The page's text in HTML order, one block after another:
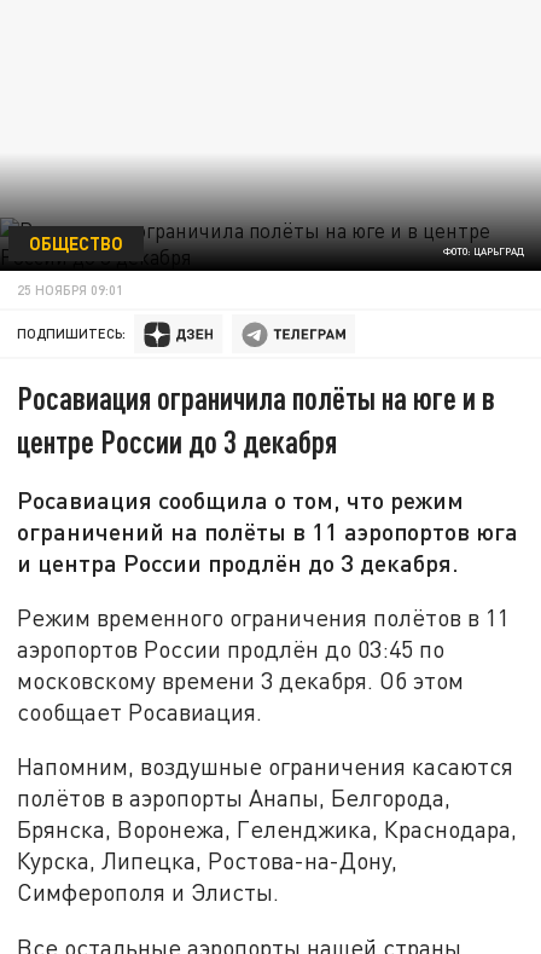
ФОТО: ЦАРЬГРАД
ОБЩЕСТВО
25 НОЯБРЯ 09:01
ПОДПИШИТЕСЬ:
Росавиация ограничила полёты на юге и в
центре России до 3 декабря
Росавиация сообщила о том, что режим
ограничений на полёты в 11 аэропортов юга
и центра России продлён до 3 декабря.
Режим временного ограничения полётов в 11
аэропортов России продлён до 03:45 по
московскому времени 3 декабря. Об этом
сообщает Росавиация.
Напомним, воздушные ограничения касаются
полётов в аэропорты Анапы, Белгорода,
Брянска, Воронежа, Геленджика, Краснодара,
Курска, Липецка, Ростова-на-Дону,
Симферополя и Элисты.
Все остальные аэропорты нашей страны